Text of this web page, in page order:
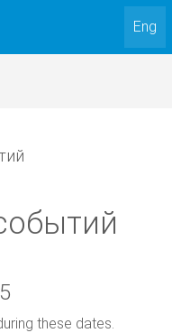
Eng
these dates.